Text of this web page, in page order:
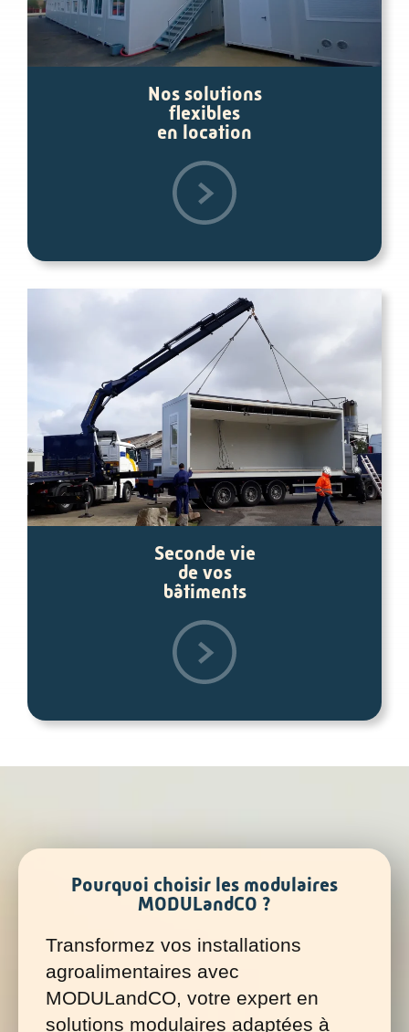
Nos solutions
flexibles
en location
Seconde vie
de vos
bâtiments
Pourquoi choisir les modulaires
MODULandCO ?
Transformez vos installations
agroalimentaires avec
MODULandCO, votre expert en
solutions modulaires adaptées à